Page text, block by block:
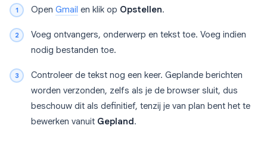
Open Gmail en klik op Opstellen.
Voeg ontvangers, onderwerp en tekst toe. Voeg indien
nodig bestanden toe.
Controleer de tekst nog een keer. Geplande berichten
worden verzonden, zelfs als je de browser sluit, dus
beschouw dit als definitief, tenzij je van plan bent het te
bewerken vanuit Gepland .